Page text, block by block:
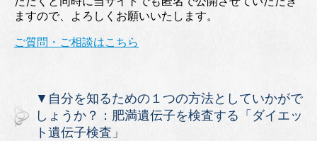
ますので、よろしくお願いいたします。
ご質問・ご相談はこちら
▼自分を知るための１つの方法としていかがで
しょうか？：肥満遺伝子を検査する「ダイエッ
ト遺伝子検査」